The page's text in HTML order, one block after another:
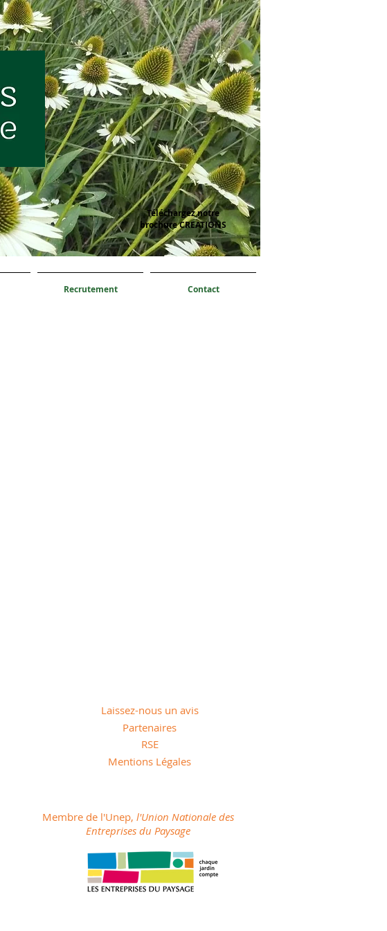
Téléchargez notre
brochure CREATIONS
Recrutement Contact
Laissez-nous un avis
Partenaires
RSE
Mentions Légales
Membre de l'Unep, l'Union Nationale des
Entreprises du Paysage